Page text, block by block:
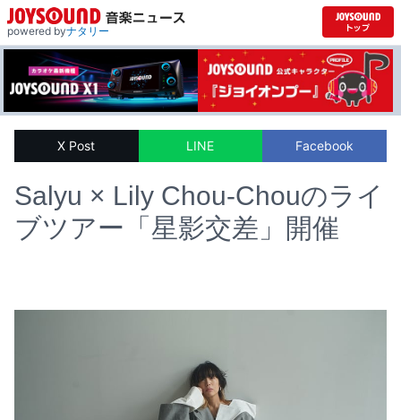
powered byナタリー
X Post LINE Facebook
Salyu × Lily Chou-Chouのライ
ブツアー「星影交差」開催